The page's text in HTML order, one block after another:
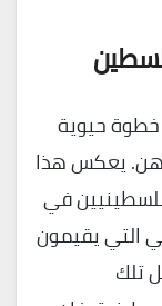
خطوة حيوية
يعكس هذا
في
التي يقيمون
تلك